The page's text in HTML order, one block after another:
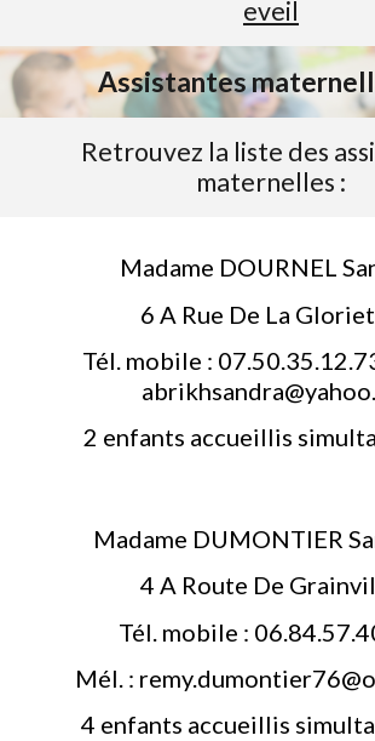
eveil
Assistantes
Retrouvez la liste des
maternelles :
Madame DOURNEL
6 A Rue De La
Tél. mobile :
2 enfants accueillis
Madame DUMONTIER
4 A Route De
Tél. mobile :
Mél. :
4 enfants accueillis